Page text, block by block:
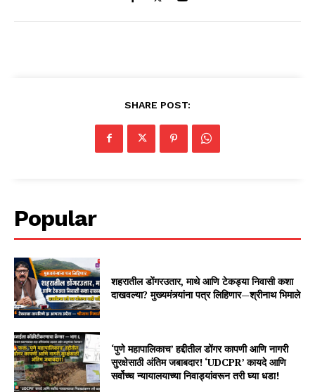
SHARE POST:
Popular
शहरातील डोंगरउतार, माथे आणि टेकड्या निवासी कशा
दाखवल्या? मुख्यमंत्र्यांना पत्र लिहिणार—श्रीनाथ भिमाले
‘पुणे महापालिकाच’ हद्दीतील डोंगर कापणी आणि नागरी
सुरक्षेसाठी अंतिम जबाबदार! ‘UDCPR’ कायदे आणि
सर्वोच्च न्यायालयाच्या निवाड्यांवरून तरी घ्या धडा!